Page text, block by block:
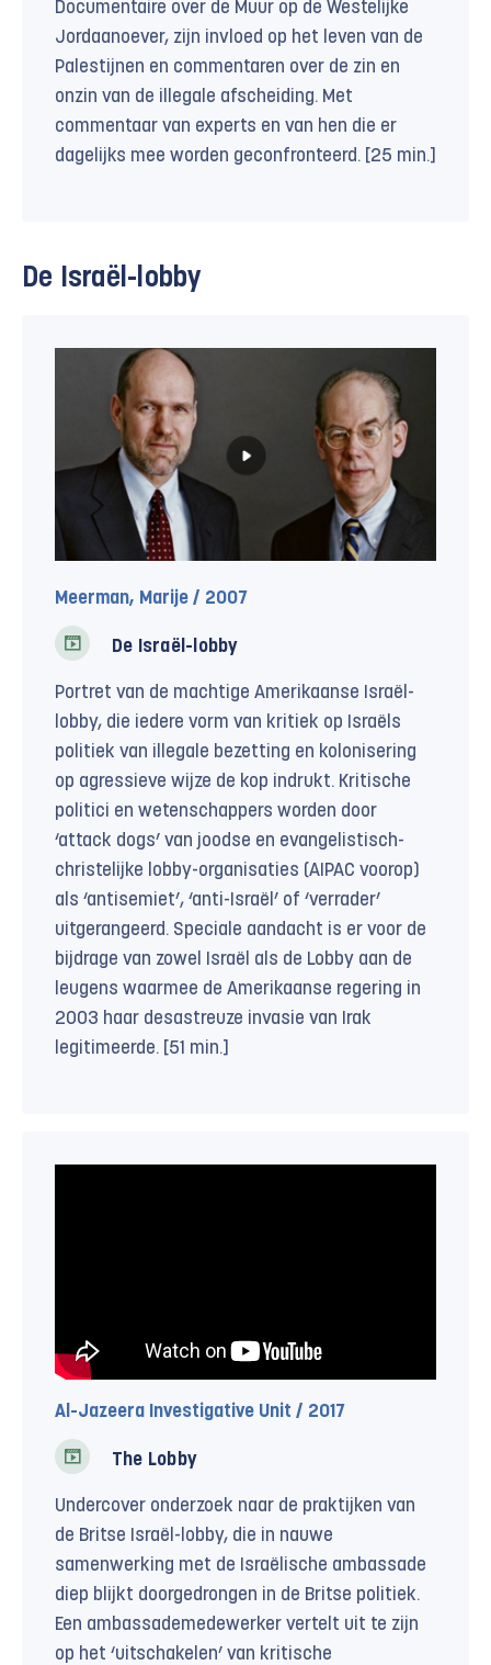
Documentaire over de Muur op de Westelijke
Jordaanoever, zijn invloed op het leven van de
Palestijnen en commentaren over de zin en
onzin van de illegale afscheiding. Met
commentaar van experts en van hen die er
dagelijks mee worden geconfronteerd. [25 min.]
De Israël-lobby
Meerman, Marije / 2007
De Israël-lobby
Portret van de machtige Amerikaanse Israël-
lobby, die iedere vorm van kritiek op Israëls
politiek van illegale bezetting en kolonisering
op agressieve wijze de kop indrukt. Kritische
politici en wetenschappers worden door
‘attack dogs’ van joodse en evangelistisch-
christelijke lobby-organisaties (AIPAC voorop)
als ‘antisemiet’, ‘anti-Israël’ of ‘verrader’
uitgerangeerd. Speciale aandacht is er voor de
bijdrage van zowel Israël als de Lobby aan de
leugens waarmee de Amerikaanse regering in
2003 haar desastreuze invasie van Irak
legitimeerde. [51 min.]
Al-Jazeera Investigative Unit / 2017
The Lobby
Undercover onderzoek naar de praktijken van
de Britse Israël-lobby, die in nauwe
samenwerking met de Israëlische ambassade
diep blijkt doorgedrongen in de Britse politiek.
Een ambassademedewerker vertelt uit te zijn
op het ‘uitschakelen’ van kritische